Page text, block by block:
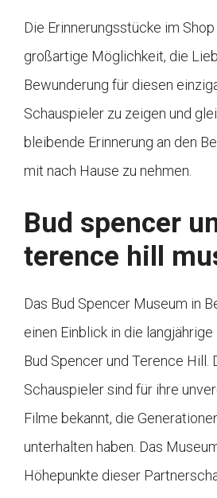
Die Erinnerungsstücke im
großartige Möglichkeit, die
Bewunderung für diesen
Schauspieler zu zeigen und
bleibende Erinnerung an den
mit nach Hause zu nehmen.
Bud spencer
terence hill
Das Bud Spencer Museum in
einen Einblick in die
Bud Spencer und Terence Hill.
Schauspieler sind für ihre
Filme bekannt, die
unterhalten haben. Das
Höhepunkte dieser